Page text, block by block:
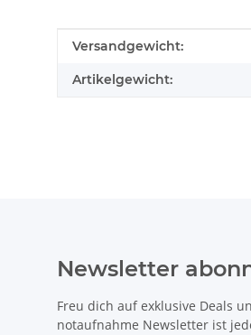
Produkteigenschaft
Wert
Versandgewicht:
Artikelgewicht:
Newsletter
Freu dich auf exklusive Deals
notaufnahme Newsletter ist